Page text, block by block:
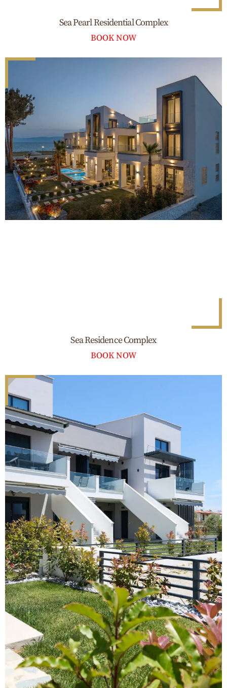
Sea Pearl Residential Complex
BOOK NOW
Sea Residence Complex
BOOK NOW